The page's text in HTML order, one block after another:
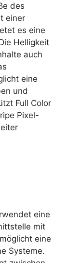
des
einer
es eine
Helligkeit
auch
eine
und
Full Color
Pixel-
eine
mit
eine
Systeme.